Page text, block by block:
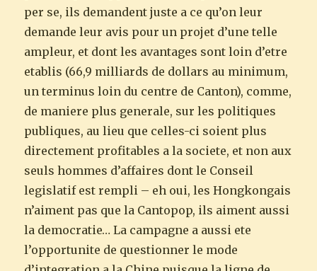
per se, ils demandent juste a ce qu’on leur
demande leur avis pour un projet d’une telle
ampleur, et dont les avantages sont loin d’etre
etablis (66,9 milliards de dollars au minimum,
un terminus loin du centre de Canton), comme,
de maniere plus generale, sur les politiques
publiques, au lieu que celles-ci soient plus
directement profitables a la societe, et non aux
seuls hommes d’affaires dont le Conseil
legislatif est rempli – eh oui, les Hongkongais
n’aiment pas que la Cantopop, ils aiment aussi
la democratie… La campagne a aussi ete
l’opportunite de questionner le mode